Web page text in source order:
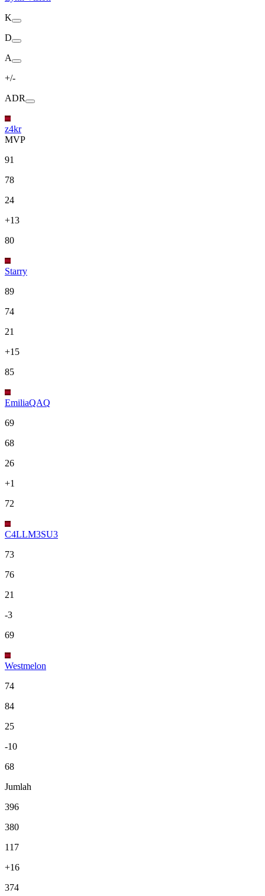
K
D
A
+/-
ADR
z4kr
MVP
91
78
24
+13
80
Starry
89
74
21
+15
85
EmiliaQAQ
69
68
26
+1
72
C4LLM3SU3
73
76
21
-3
69
Westmelon
74
84
25
-10
68
Jumlah
396
380
117
+16
374